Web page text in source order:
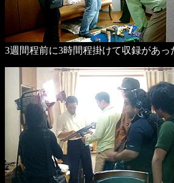
3週間程前に3時間程掛けて収録があ